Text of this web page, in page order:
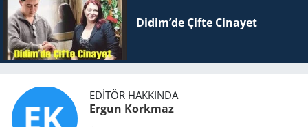
Didim’de Çifte Ci­na­yet
EDITÖR HAKKINDA
Ergun Korkmaz